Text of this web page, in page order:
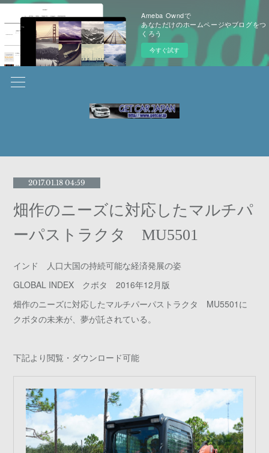
Ameba Owndで
あなただけのホームページやブログをつ
くろう
今すぐ試す
2017.01.18 04:59
畑作のニーズに対応したマルチパ
ーパストラクタ MU5501
インド 人口大国の持続可能な経済発展の姿
GLOBAL INDEX クボタ 2016年12月版
畑作のニーズに対応したマルチパーパストラクタ MU5501に
クボタの未来が、夢が託されている。
下記より閲覧・ダウンロード可能